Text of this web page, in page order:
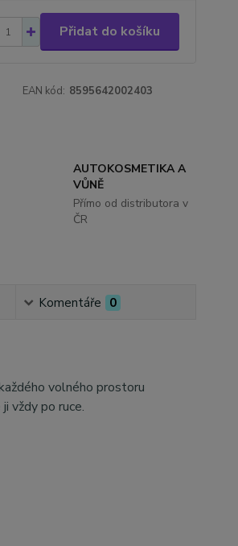
Přidat do košíku
EAN kód: 8595642002403
AUTOKOSMETIKA A
VŮNĚ
Přímo od distributora v
ČR
Komentáře 0
volného prostoru
vždy po ruce.